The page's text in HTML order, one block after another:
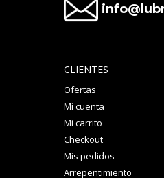
CLIENTES
Ofertas
Mi cuenta
Mi carrito
Checkout
Mis pedidos
Arrepentimiento